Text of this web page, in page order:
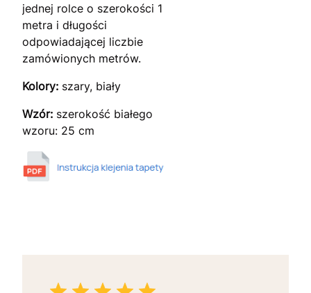
jednej rolce o szerokości 1
metra i długości
odpowiadającej liczbie
zamówionych metrów.
Kolory: szary, biały
Wzór: szerokość białego
wzoru: 25 cm